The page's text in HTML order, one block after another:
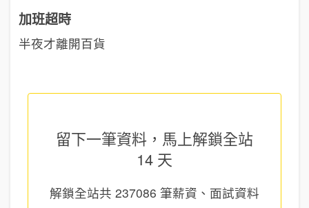
加班超時
半夜才離開百貨
留下一筆資料，馬上解鎖全站
14 天
解鎖全站共 237086 筆薪資、面試資料